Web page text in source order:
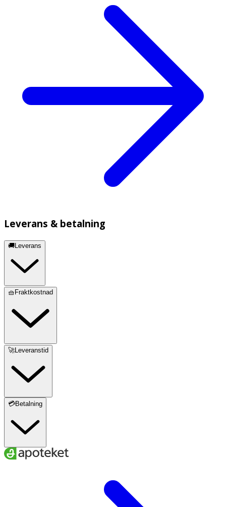
Leverans & betalning
🚚Leverans
🧺Fraktkostnad
🚀Leveranstid
💳Betalning